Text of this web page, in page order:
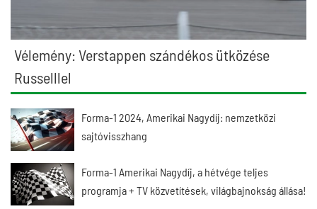
Vélemény: Verstappen szándékos ütközése
Russelllel
Forma-1 2024, Amerikai Nagydíj: nemzetközi
sajtóvisszhang
Forma-1 Amerikai Nagydíj, a hétvége teljes
programja + TV közvetítések, világbajnokság állása!